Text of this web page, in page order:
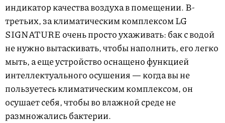
индикатор качества воздуха в помещении. В-
третьих, за климатическим комплексом LG
SIGNATURE очень просто ухаживать: бак с водой
не нужно вытаскивать, чтобы наполнить, его легко
мыть, а еще устройство оснащено функцией
интеллектуального осушения — когда вы не
пользуетесь климатическим комплексом, он
осушает себя, чтобы во влажной среде не
размножались бактерии.